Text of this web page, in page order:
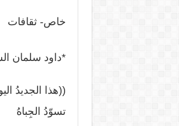
خاص- ثقافات
*داود سلمان
((هذا الجديدُ
تسوّدُ الجِباهُ